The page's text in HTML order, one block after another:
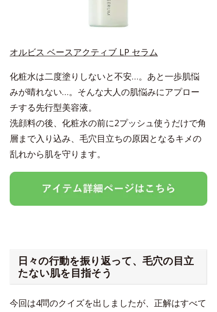
オルビス ベースアクティブ LP セラム
化粧水は二度塗りしないと不安…。あと一歩肌悩
みが晴れない…。そんな大人の肌悩みにアプロー
チする先行型美容液。
洗顔料の後、化粧水の前に2プッシュ使うだけで角
層まで入り込み、毛穴目立ちの原因となるキメの
乱れから肌を守ります。
日々の行動を振り返って、毛穴の目立
たない肌を目指そう
今回は4問のクイズを出しましたが、正解はすべて